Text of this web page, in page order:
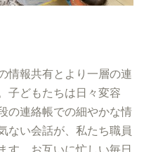
情報共有とより一層の連
子どもたちは日々変容
の連絡帳での細やかな情
ない会話が、私たち職員
す。お互いに忙しい毎日